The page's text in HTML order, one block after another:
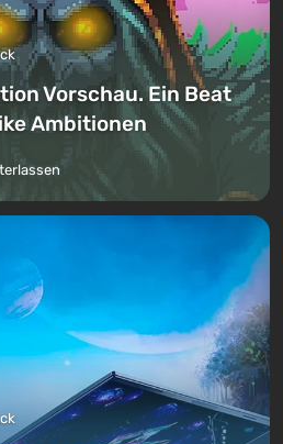
Vorschau. Ein Beat
Ambitionen